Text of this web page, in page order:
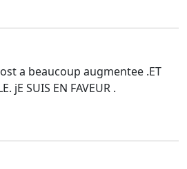
a beaucoup augmentee .ET
jE SUIS EN FAVEUR .